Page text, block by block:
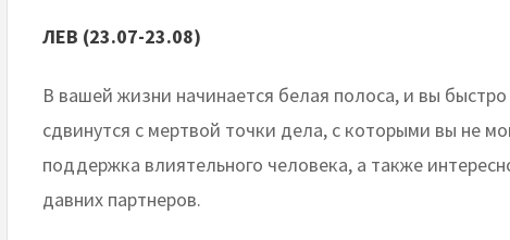
ЛЕВ (23.07-23.08)
В вашей жизни начинается белая полоса, и вы
сдвинутся с мертвой точки дела, с которыми вы не
поддержка влиятельного человека, а также
давних партнеров.